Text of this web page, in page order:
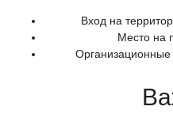
Вход на
Место на
Организационные